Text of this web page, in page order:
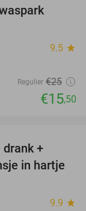
9.5 star
Regulier €25
€15,50
+
in hartje
9.9 star